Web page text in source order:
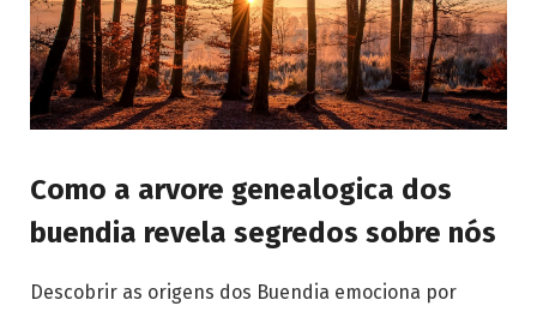
Como a arvore genealogica dos
buendia revela segredos sobre nós
Descobrir as origens dos Buendia emociona por